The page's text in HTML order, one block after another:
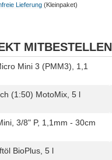
Lieferung (Kleinpaket)
MITBESTELLEN
Mini 3 (PMM3), 1,1
(1:50) MotoMix, 5 l
3/8" P, 1,1mm - 30cm
BioPlus, 5 l